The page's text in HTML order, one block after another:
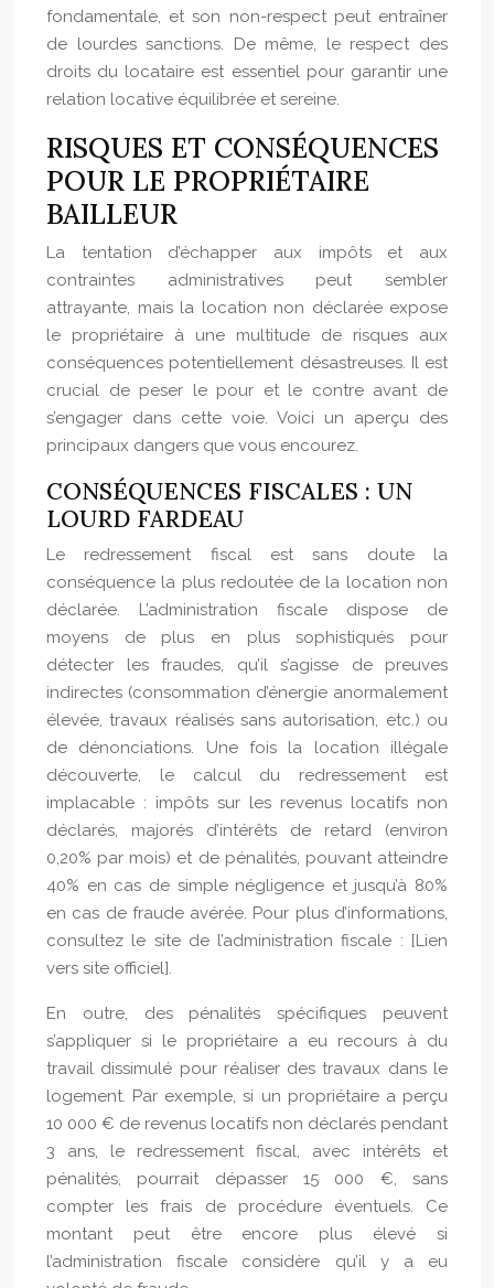
fondamentale, et son non-respect peut entraîner
de lourdes sanctions. De même, le respect des
droits du locataire est essentiel pour garantir une
relation locative équilibrée et sereine.
RISQUES ET CONSÉQUENCES
POUR LE PROPRIÉTAIRE
BAILLEUR
La tentation d’échapper aux impôts et aux
contraintes administratives peut sembler
attrayante, mais la location non déclarée expose
le propriétaire à une multitude de risques aux
conséquences potentiellement désastreuses. Il est
crucial de peser le pour et le contre avant de
s’engager dans cette voie. Voici un aperçu des
principaux dangers que vous encourez.
CONSÉQUENCES FISCALES : UN
LOURD FARDEAU
Le redressement fiscal est sans doute la
conséquence la plus redoutée de la location non
déclarée. L’administration fiscale dispose de
moyens de plus en plus sophistiqués pour
détecter les fraudes, qu’il s’agisse de preuves
indirectes (consommation d’énergie anormalement
élevée, travaux réalisés sans autorisation, etc.) ou
de dénonciations. Une fois la location illégale
découverte, le calcul du redressement est
implacable : impôts sur les revenus locatifs non
déclarés, majorés d’intérêts de retard (environ
0,20% par mois) et de pénalités, pouvant atteindre
40% en cas de simple négligence et jusqu’à 80%
en cas de fraude avérée. Pour plus d’informations,
consultez le site de l’administration fiscale : [Lien
vers site officiel].
En outre, des pénalités spécifiques peuvent
s’appliquer si le propriétaire a eu recours à du
travail dissimulé pour réaliser des travaux dans le
logement. Par exemple, si un propriétaire a perçu
10 000 € de revenus locatifs non déclarés pendant
3 ans, le redressement fiscal, avec intérêts et
pénalités, pourrait dépasser 15 000 €, sans
compter les frais de procédure éventuels. Ce
montant peut être encore plus élevé si
l’administration fiscale considère qu’il y a eu